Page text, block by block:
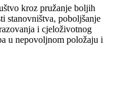
kroz pružanje boljih
stanovništva, poboljšanje
i cjeloživotnog
u nepovoljnom položaju i